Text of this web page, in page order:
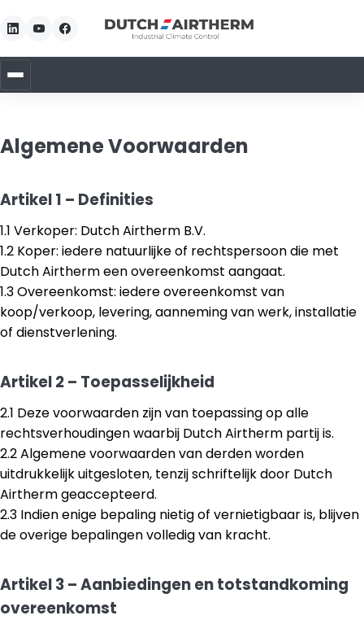
Algemene Voorwaarden
Artikel 1 – Definities
1.1 Verkoper: Dutch Airtherm B.V.
1.2 Koper: iedere natuurlijke of rechtspersoon die met
Dutch Airtherm een overeenkomst aangaat.
1.3 Overeenkomst: iedere overeenkomst van
koop/verkoop, levering, aanneming van werk, installatie
of dienstverlening.
Artikel 2 – Toepasselijkheid
2.1 Deze voorwaarden zijn van toepassing op alle
rechtsverhoudingen waarbij Dutch Airtherm partij is.
2.2 Algemene voorwaarden van derden worden
uitdrukkelijk uitgesloten, tenzij schriftelijk door Dutch
Airtherm geaccepteerd.
2.3 Indien enige bepaling nietig of vernietigbaar is, blijven
de overige bepalingen volledig van kracht.
Artikel 3 – Aanbiedingen en totstandkoming
overeenkomst